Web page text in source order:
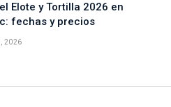
Elote y Tortilla 2026 en
fechas y precios
2026